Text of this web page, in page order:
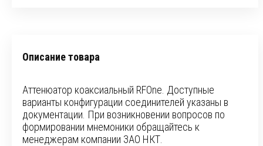
Описание товара
Аттенюатор коаксиальный RFOne. Доступные
варианты конфигурации соединителей указаны в
документации. При возникновении вопросов по
формировании мнемоники обращайтесь к
менеджерам компании ЗАО НКТ.